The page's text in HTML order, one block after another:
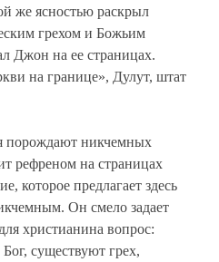
же ясностью раскрыл
грехом и Божьим
Джон на ее страницах.
на границе», Дулут, штат
порождают никчемных
рефреном на страницах
которое предлагает здесь
Он смело задает
христианина вопрос:
существуют грех,